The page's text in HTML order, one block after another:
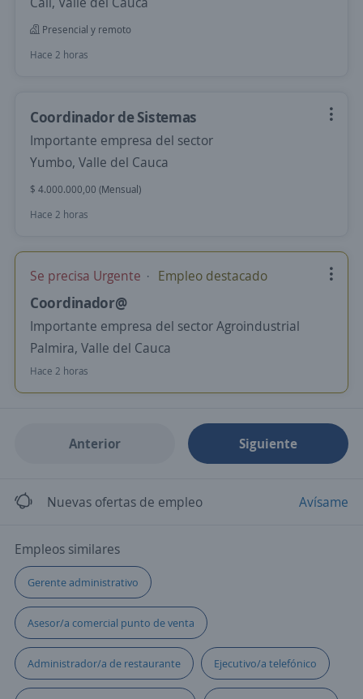
Presencial y remoto
Hace 2 horas
Coordinador de Sistemas
Importante empresa del sector
Yumbo, Valle del Cauca
$ 4.000.000,00 (Mensual)
Hace 2 horas
Se precisa Urgente Empleo destacado
Coordinador@
Importante empresa del sector Agroindustrial
Palmira, Valle del Cauca
Hace 2 horas
Anterior Siguiente
Nuevas ofertas de empleo Avísame
Empleos similares
Gerente administrativo
Asesor/a comercial punto de venta
Administrador/a de restaurante Ejecutivo/a telefónico